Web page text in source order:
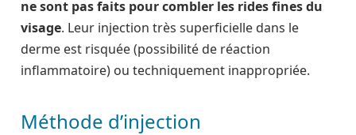
ne sont pas faits pour combler les rides fines du
visage. Leur injection très superficielle dans le
derme est risquée (possibilité de réaction
inflammatoire) ou techniquement inappropriée.
Méthode d’injection